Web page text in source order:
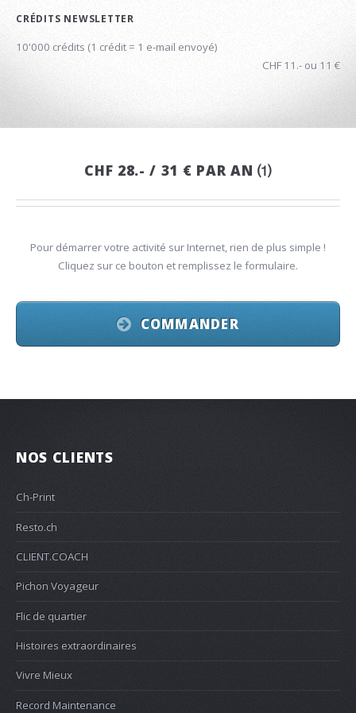
CRÉDITS NEWSLETTER
10'000 crédits (1 crédit = 1 e-mail envoyé)
CHF 11.- ou 11 €
CHF 28.- / 31 € PAR AN ⑴
Pour démarrer votre activité sur Internet, rien de plus simple !
Cliquez sur ce bouton et remplissez le formulaire.
COMMANDER
NOS CLIENTS
Ch-Print
Resto.ch
CLIENT.COACH
Pichon Voyageur
Flic de quartier
Histoires extraordinaires
Vivre Mieux
Record Maintenance